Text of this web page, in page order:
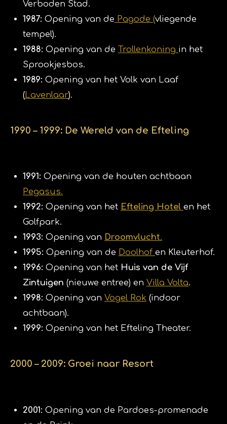
Verboden Stad.
1987: Opening van de Pagode (vliegende
tempel).
1988: Opening van de Trollenkoning in het
Sprookjesbos.
1989: Opening van het Volk van Laaf
(Lavenlaar).
​1990 – 1999: De Wereld van de Efteling
1991: Opening van de houten achtbaan
Pegasus.
1992: Opening van het Efteling Hotel en het
Golfpark.
1993: Opening van Droomvlucht.
1995: Opening van de Doolhof en Kleuterhof.
1996: Opening van het Huis van de Vijf
Zintuigen (nieuwe entree) en Villa Volta.
1998: Opening van Vogel Rok (indoor
achtbaan).
1999: Opening van het Efteling Theater.
2000 – 2009: Groei naar Resort
2001: Opening van de Pardoes-promenade